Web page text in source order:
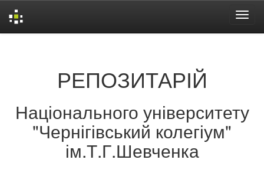
РЕПОЗИТАРІЙ
Національного університету
"Чернігівський колегіум"
ім.Т.Г.Шевченка